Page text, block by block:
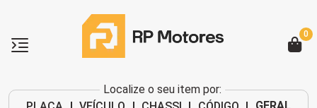
Localize o seu item por:
0